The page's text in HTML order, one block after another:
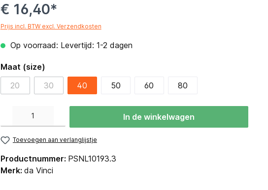
€ 16,40*
Prijs incl. BTW excl. Verzendkosten
Op voorraad: Levertijd: 1-2 dagen
Maat (size)
20
30 40 50 60 80
In de winkelwagen
Toevoegen aan verlanglijstje
Productnummer: PSNL10193.3
Merk: da Vinci